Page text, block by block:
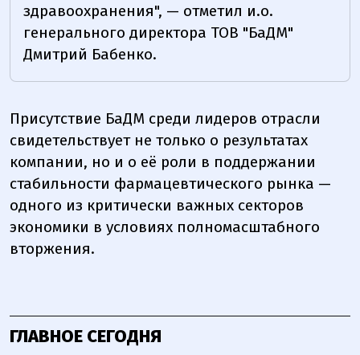
здравоохранения", — отметил и.о.
генерального директора ТОВ "БаДМ"
Дмитрий Бабенко.
Присутствие БаДМ среди лидеров отрасли
свидетельствует не только о результатах
компании, но и о её роли в поддержании
стабильности фармацевтического рынка —
одного из критически важных секторов
экономики в условиях полномасштабного
вторжения.
ГЛАВНОЕ СЕГОДНЯ